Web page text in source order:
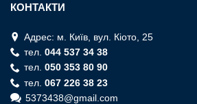
КОНТАКТИ
Адрес: м. Київ, вул. Кiото, 25
тел. 044 537 34 38
тел. 050 353 80 90
тел. 067 226 38 23
5373438@gmail.com